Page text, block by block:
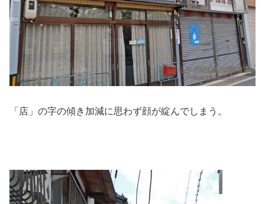
「店」の字の傾き加減に思わず顔が綻んでしまう。